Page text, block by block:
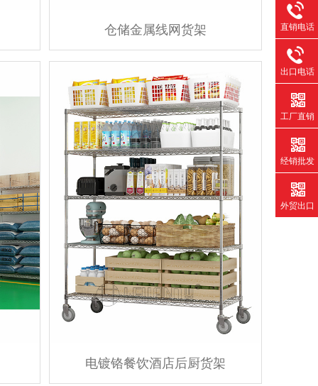
仓储金属线网货架
电镀铬餐饮酒店后厨货架
直销电话
出口电话
工厂直销
经销批发
外贸出口